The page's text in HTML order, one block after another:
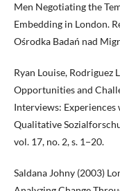
Men Negotiating the
Embedding in London.
Ośrodka Badań nad
Ryan Louise, Rodriguez
Opportunities and
Interviews:
Qualitative
vol. 17, no. 2, s. 1−20.
Saldana Johny (2003)